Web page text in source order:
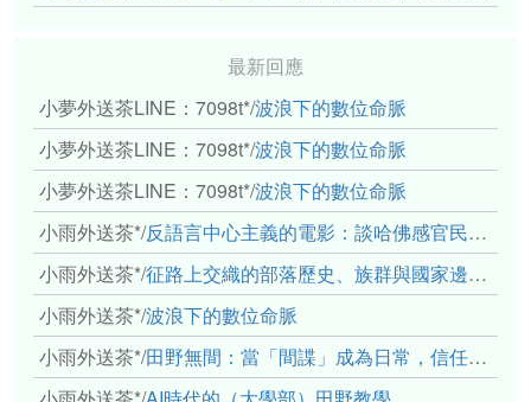
最新回應
小夢外送茶LINE：7098t*/波浪下的數位命脈
小夢外送茶LINE：7098t*/波浪下的數位命脈
小夢外送茶LINE：7098t*/波浪下的數位命脈
小雨外送茶*/反語言中心主義的電影：談哈佛感官民族誌實驗室
小雨外送茶*/征路上交織的部落歷史、族群與國家邊界敘事： 《路有多長》、《高砂的翅膀》、《檔案／李光輝》
小雨外送茶*/波浪下的數位命脈
小雨外送茶*/田野無間：當「間諜」成為日常，信任角力下的情感伏流